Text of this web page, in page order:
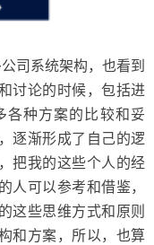
司系统架构，也看到
讨论的时候，包括进
各种方案的比较和妥
逐渐形成了自己的逻
把我的这些个人的经
人可以参考和借鉴，
这些思维方式和原则
和方案，所以，也算